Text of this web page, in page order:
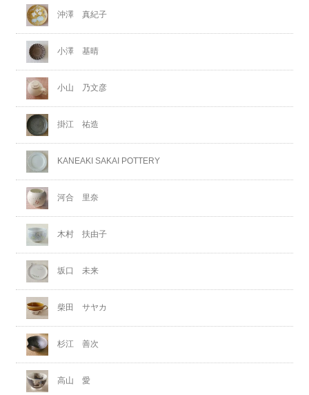
沖澤 真紀子
小澤 基晴
小山 乃文彦
掛江 祐造
KANEAKI SAKAI POTTERY
河合 里奈
木村 扶由子
坂口 未来
柴田 サヤカ
杉江 善次
高山 愛